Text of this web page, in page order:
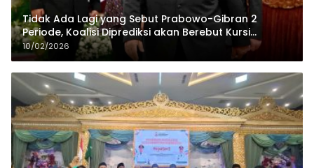
Tidak Ada Lagi yang Sebut Prabowo-Gibran 2
Periode, Koalisi Diprediksi akan Berebut Kursi
Cawapres di 2029
10/02/2026